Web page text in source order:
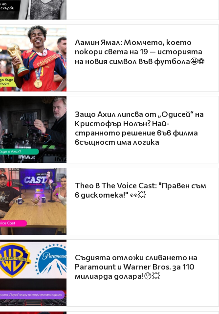
Ламин Ямал: Момчето, което
покори света на 19 — историята
на новия символ във футбола🤩⚽
Защо Ахил липсва от „Одисей“ на
Кристофър Нолън? Най-
странното решение във филма
всъщност има логика
Theo в The Voice Cast: "Правен съм
в дискотека!" 👀💥
Съдията отложи сливането на
Paramount и Warner Bros. за 110
милиарда долара!😯💥